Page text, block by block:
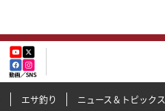
エサ釣り ニュース＆トピックス